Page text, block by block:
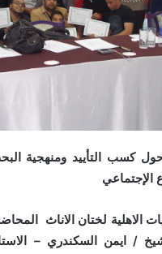
حول كسب التأييد ومنهجية
الإجتماعي
الاهلية لختان الاناث
/ ايمن السكندري –